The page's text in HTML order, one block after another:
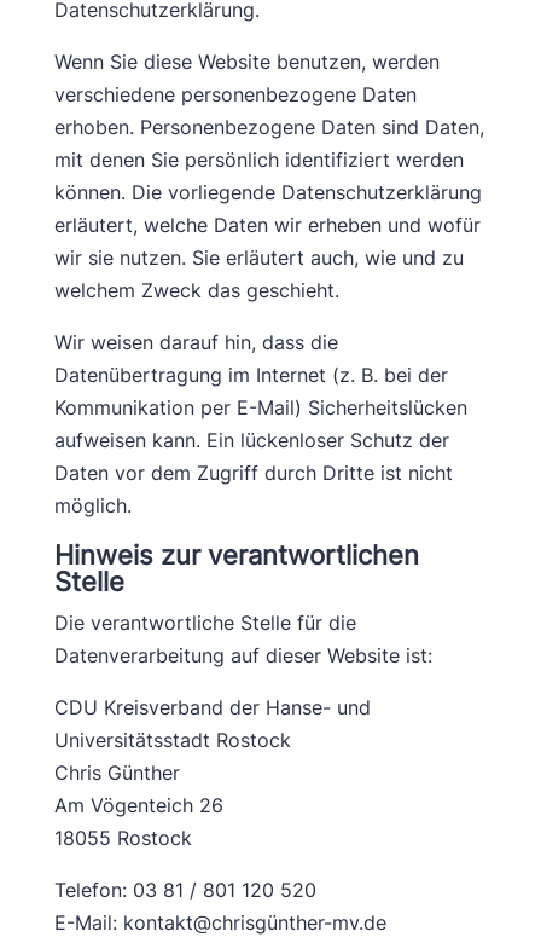
Datenschutzerklärung.
Wenn Sie diese Website benutzen, werden
verschiedene personenbezogene Daten
erhoben. Personenbezogene Daten sind Daten,
mit denen Sie persönlich identifiziert werden
können. Die vorliegende Datenschutzerklärung
erläutert, welche Daten wir erheben und wofür
wir sie nutzen. Sie erläutert auch, wie und zu
welchem Zweck das geschieht.
Wir weisen darauf hin, dass die
Datenübertragung im Internet (z. B. bei der
Kommunikation per E-Mail) Sicherheitslücken
aufweisen kann. Ein lückenloser Schutz der
Daten vor dem Zugriff durch Dritte ist nicht
möglich.
Hinweis zur verantwortlichen
Stelle
Die verantwortliche Stelle für die
Datenverarbeitung auf dieser Website ist:
CDU Kreisverband der Hanse- und
Universitätsstadt Rostock
Chris Günther
Am Vögenteich 26
18055 Rostock
Telefon: 03 81 / 801 120 520
E-Mail: kontakt@chrisgünther-mv.de